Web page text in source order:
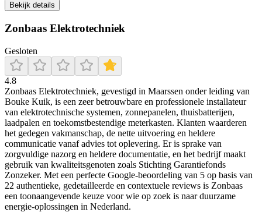
Bekijk details
Zonbaas Elektrotechniek
Gesloten
4.8
Zonbaas Elektrotechniek, gevestigd in Maarssen onder leiding van
Bouke Kuik, is een zeer betrouwbare en professionele installateur
van elektrotechnische systemen, zonnepanelen, thuisbatterijen,
laadpalen en toekomstbestendige meterkasten. Klanten waarderen
het gedegen vakmanschap, de nette uitvoering en heldere
communicatie vanaf advies tot oplevering. Er is sprake van
zorgvuldige nazorg en heldere documentatie, en het bedrijf maakt
gebruik van kwaliteitsgenoten zoals Stichting Garantiefonds
Zonzeker. Met een perfecte Google-beoordeling van 5 op basis van
22 authentieke, gedetailleerde en contextuele reviews is Zonbaas
een toonaangevende keuze voor wie op zoek is naar duurzame
energie-oplossingen in Nederland.